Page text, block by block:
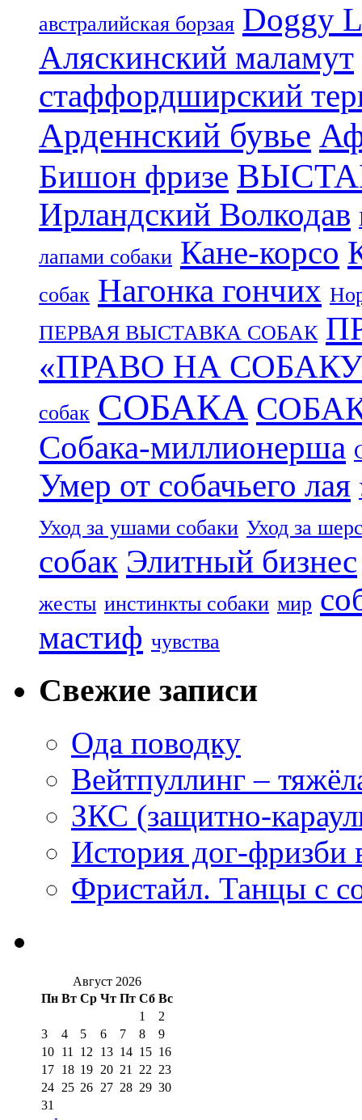
aвстралийская борзая Doggy
Аляскинский маламут
стаффордширский
Арденнский бувье
Бишон фризе
Ирландский Волкодав
лапами собаки Кане-корсо
собак Нагонка гончих
ПЕРВАЯ ВЫСТАВКА СОБАК
«ПРАВО НА
собак СОБАКА
Собака-миллионерша
Умер от собачьего лая
Уход за ушами собаки Уход за
собак Элитный бизнес
жесты инстинкты собаки мир
мастиф чувства
Свежие записи
Ода поводку
Вейтпуллинг –
ЗКС (защитно-
История дог-фризби
Фристайл. Танцы с
Август 2026
Пн Вт Ср Чт Пт Сб Вс
1
2
3
4 5 6 7 8
9
10 11 12 13 14 15 16
17 18 19 20 21 22 23
24 25 26 27 28 29 30
31